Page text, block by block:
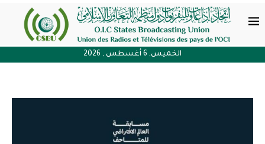
الخميس, 6 أغسطس , 2026